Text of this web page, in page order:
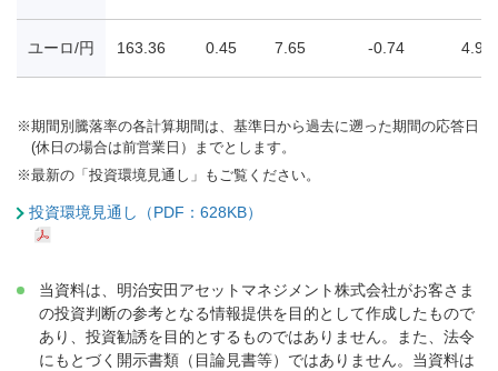
ユーロ/円 163.36 0.45 7.65 -0.74 4.91
※期間別騰落率の各計算期間は、基準日から過去に遡った期間の応答日
(休日の場合は前営業日）までとします。
※最新の「投資環境見通し」もご覧ください。
投資環境見通し（PDF：628KB）
当資料は、明治安田アセットマネジメント株式会社がお客さま
の投資判断の参考となる情報提供を目的として作成したもので
あり、投資勧誘を目的とするものではありません。また、法令
にもとづく開示書類（目論見書等）ではありません。当資料は